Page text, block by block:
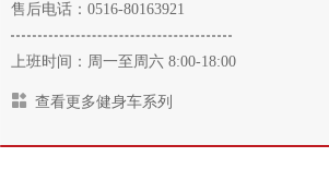
售后电话：0516-80163921
上班时间：周一至周六 8:00-18:00
查看更多健身车系列